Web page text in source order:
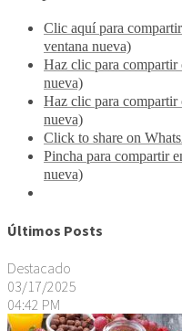
Clic aquí para
ventana nueva)
Haz clic para compartir
nueva)
Haz clic para compartir
nueva)
Click to share on
Pincha para compartir
nueva)
Últimos Posts
Destacado
03/17/2025
04:42 PM